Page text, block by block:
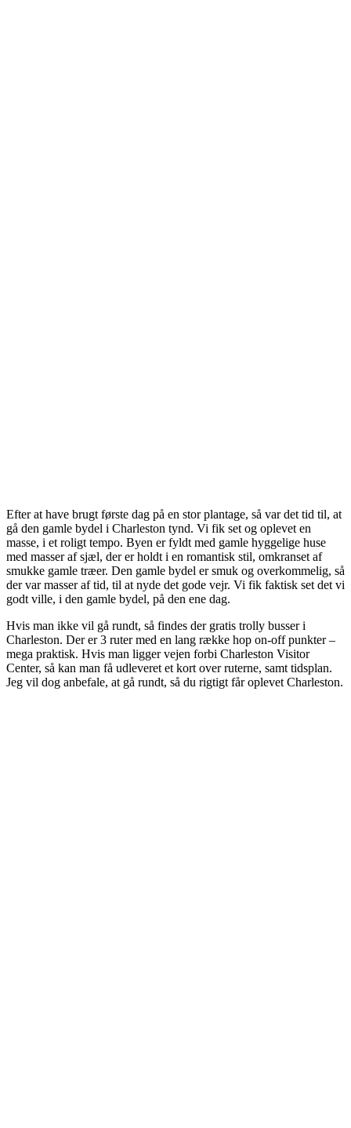
Efter at have brugt første dag på en stor plantage, så var det tid til, at
gå den gamle bydel i Charleston tynd. Vi fik set og oplevet en
masse, i et roligt tempo. Byen er fyldt med gamle hyggelige huse
med masser af sjæl, der er holdt i en romantisk stil, omkranset af
smukke gamle træer. Den gamle bydel er smuk og overkommelig, så
der var masser af tid, til at nyde det gode vejr. Vi fik faktisk set det vi
godt ville, i den gamle bydel, på den ene dag.
Hvis man ikke vil gå rundt, så findes der gratis trolly busser i
Charleston. Der er 3 ruter med en lang række hop on-off punkter –
mega praktisk. Hvis man ligger vejen forbi Charleston Visitor
Center, så kan man få udleveret et kort over ruterne, samt tidsplan.
Jeg vil dog anbefale, at gå rundt, så du rigtigt får oplevet Charleston.